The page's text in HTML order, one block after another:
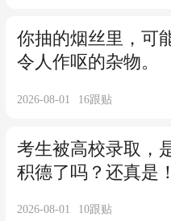
你抽的烟丝里，可
令人作呕的杂物。
2026-08-01 16跟贴
考生被高校录取，
积德了吗？还真是！
2026-08-01 10跟贴